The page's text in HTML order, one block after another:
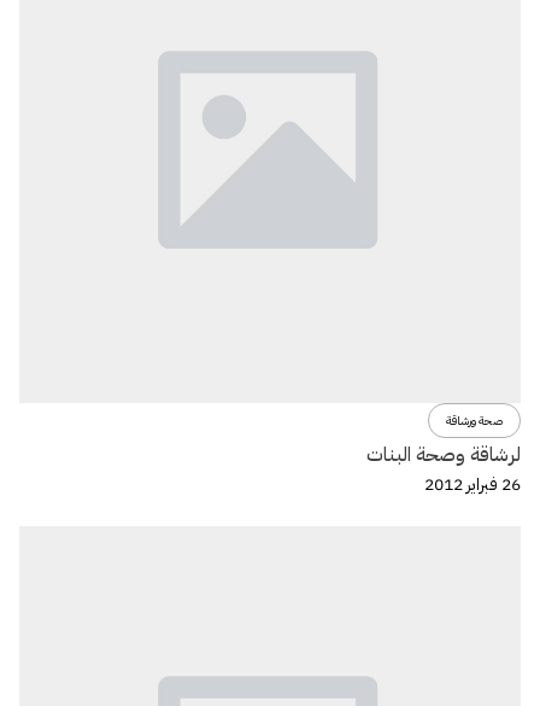
صحة ورشاقة
لرشاقة وصحة البنات
26 فبراير 2012